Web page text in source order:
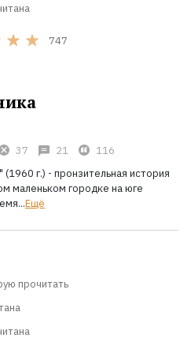
747
37 21
116
г.) - пронзительная история
маленьком городке на юге
Ещё
прочитать